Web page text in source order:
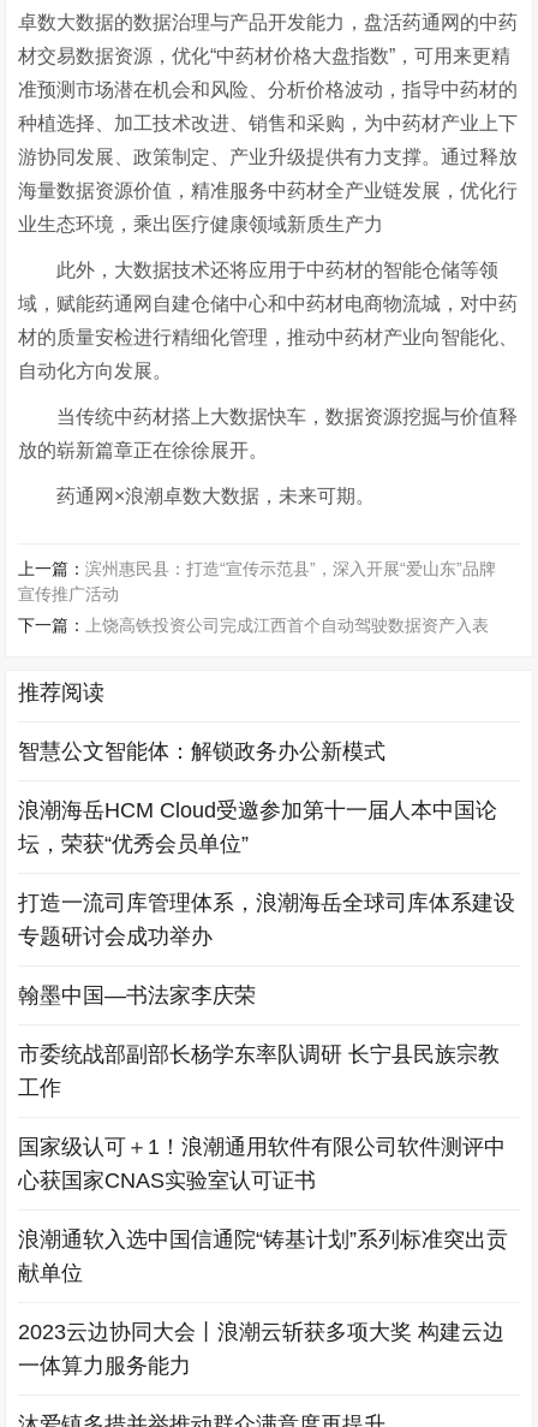
卓数大数据的数据治理与产品开发能力，盘活药通网的中药
材交易数据资源，优化“中药材价格大盘指数”，可用来更精
准预测市场潜在机会和风险、分析价格波动，指导中药材的
种植选择、加工技术改进、销售和采购，为中药材产业上下
游协同发展、政策制定、产业升级提供有力支撑。通过释放
海量数据资源价值，精准服务中药材全产业链发展，优化行
业生态环境，乘出医疗健康领域新质生产力
此外，大数据技术还将应用于中药材的智能仓储等领
域，赋能药通网自建仓储中心和中药材电商物流城，对中药
材的质量安检进行精细化管理，推动中药材产业向智能化、
自动化方向发展。
当传统中药材搭上大数据快车，数据资源挖掘与价值释
放的崭新篇章正在徐徐展开。
药通网 ×浪潮卓数大数据，未来可期。
上一篇：滨州惠民县：打造“宣传示范县”，深入开展“爱山东”品牌
宣传推广活动
下一篇：
上饶高铁投资公司完成江西首个自动驾驶数据资产入表
推荐阅读
智慧公文智能体：解锁政务办公新模式
浪潮海岳HCM Cloud受邀参加第十一届人本中国论
坛，荣获“优秀会员单位”
打造一流司库管理体系，浪潮海岳全球司库体系建设
专题研讨会成功举办
翰墨中国—书法家李庆荣
市委统战部副部长杨学东率队调研 长宁县民族宗教
工作
国家级认可＋1！浪潮通用软件有限公司软件测评中
心获国家CNAS实验室认可证书
浪潮通软入选中国信通院“铸基计划”系列标准突出贡
献单位
2023云边协同大会丨浪潮云斩获多项大奖 构建云边
一体算力服务能力